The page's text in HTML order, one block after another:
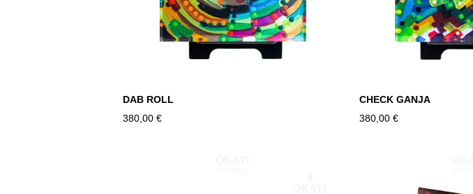
DAB ROLL
380,00 €
CHECK GANJA
380,00 €